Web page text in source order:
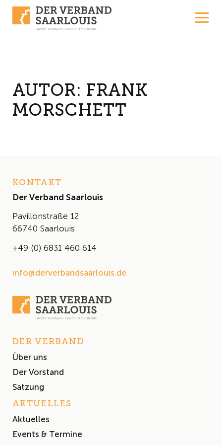
AUTOR: FRANK
MORSCHETT
KONTAKT
Der Verband Saarlouis
Pavillonstraße 12
66740 Saarlouis
+49 (0) 6831 460 614
info@derverbandsaarlouis.de
DER VERBAND
Über uns
Der Vorstand
Satzung
AKTUELLES
Aktuelles
Events & Termine